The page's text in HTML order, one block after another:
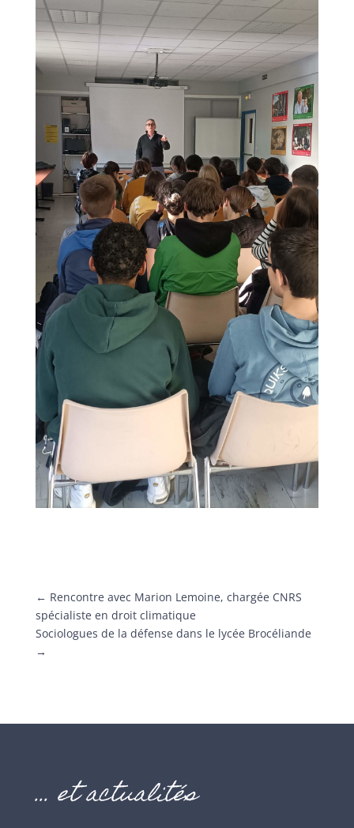
← Rencontre avec Marion Lemoine, chargée CNRS
spécialiste en droit climatique
Sociologues de la défense dans le lycée Brocéliande
→
… et actualités